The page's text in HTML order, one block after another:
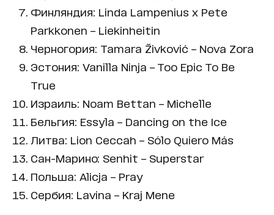
Финляндия: Linda Lampenius x Pete
Parkkonen – Liekinheitin
Черногория: Tamara Živković – Nova Zora
Эстония: Vanilla Ninja – Too Epic To Be
True
Израиль: Noam Bettan – Michelle
Бельгия: Essyla – Dancing on the Ice
Литва: Lion Ceccah – Sólo Quiero Más
Сан-Марино: Senhit – Superstar
Польша: Alicja – Pray
Сербия: Lavina – Kraj Mene